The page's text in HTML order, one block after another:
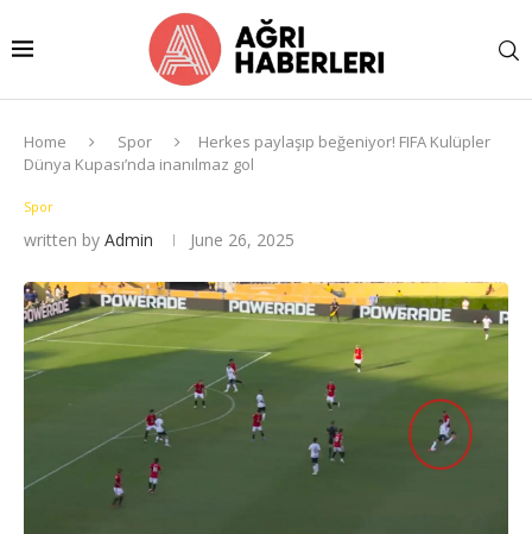
Home Spor
Herkes paylaşıp beğeniyor! FIFA Kulüpler
Dünya Kupası’nda inanılmaz gol
Spor
written by Admin June 26, 2025